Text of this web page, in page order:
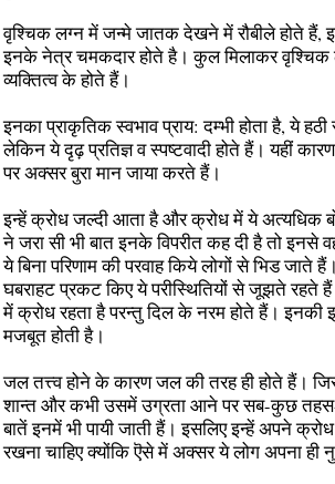
वृश्चिक लग्न में जन्मे जातक देखने में रौबीले होते हैं,
इनके नेत्र चमकदार होते है। कुल मिलाकर
व्यक्तित्व के होते हैं।
इनका प्राकृतिक स्वभाव प्राय: दम्भी होता है, ये
लेकिन ये दृढ़ प्रतिज्ञ व स्पष्टवादी होते हैं। यहीं
पर अक्सर बुरा मान जाया करते हैं।
इन्हें क्रोध जल्दी आता है और क्रोध में ये अत्यधिक
ने जरा सी भी बात इनके विपरीत कह दी है तो इनसे
ये बिना परिणाम की परवाह किये लोगों से भिड जाते
घबराहट प्रकट किए ये परीस्थितियों से जूझते रहते
में क्रोध रहता है परन्तु दिल के नरम होते हैं। इनकी
मजबूत होती है।
जल तत्त्व होने के कारण जल की तरह ही होते हैं।
शान्त और कभी उसमें उग्रता आने पर सब-कुछ
बातें इनमें भी पायी जाती हैं। इसलिए इन्हें अपने
रखना चाहिए क्योंकि ऎसे में अक्सर ये लोग अपना